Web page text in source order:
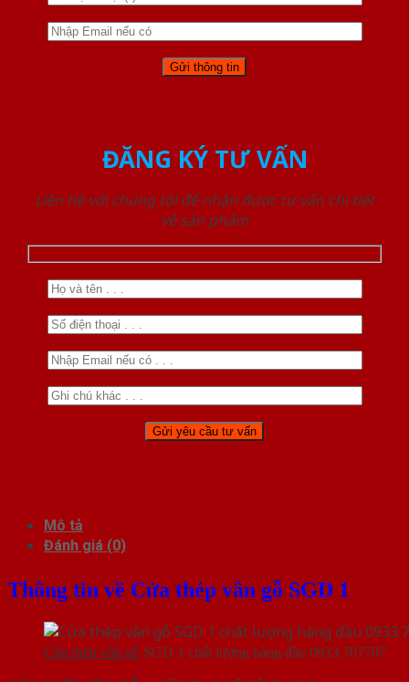
ĐĂNG KÝ TƯ VẤN
Liên hệ với chúng tôi để nhận được tư vấn chi tiết
về sản phẩm
Mô tả
Đánh giá (0)
Thông tin về Cửa thép vân gỗ SGD 1
Cửa thép vân gỗ SGD 1 chất lượng hàng đầu 0933.707707